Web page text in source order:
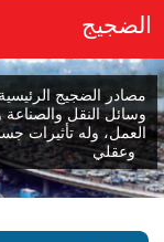
الضجيج الرئيسية
النقل والصناعة
وله تأثيرات جسدية
وعقلي